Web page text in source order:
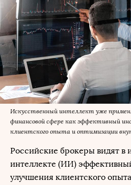
Искусственный интеллект уже
финансовой сфере как эффективный
клиентского опыта и оптимизации
Российские брокеры видят в
интеллекте (ИИ)
улучшения клиентского